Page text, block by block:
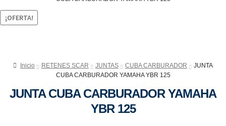
¡OFERTA!
Inicio RETENES SCAR JUNTAS CUBA CARBURADOR
JUNTA
CUBA CARBURADOR YAMAHA YBR 125
JUNTA CUBA CARBURADOR YAMAHA
YBR 125